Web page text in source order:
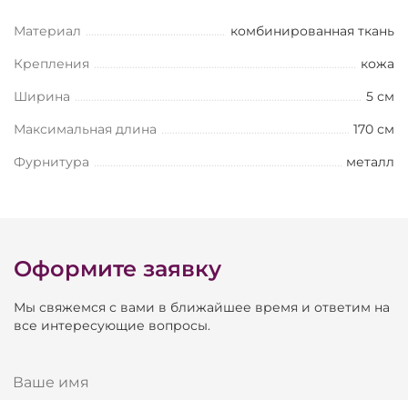
Материал
комбинированная ткань
Крепления
кожа
Ширина
5 см
Максимальная длина
170 см
Фурнитура
металл
Оформите заявку
Мы свяжемся с вами в ближайшее время и ответим на
все интересующие вопросы.
Ваше имя